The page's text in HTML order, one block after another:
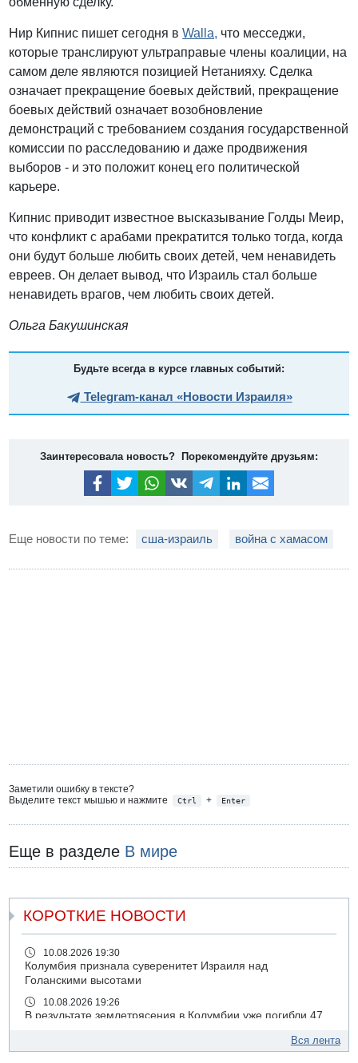
Нир Кипнис пишет сегодня вWalla, что месседжи,
которые транслируют ультраправые члены коалиции, на
самом деле являются позицией Нетанияху. Сделка
означает прекращение боевых действий, прекращение
боевых действий означает возобновление
демонстраций с требованием создания государственной
комиссии по расследованию и даже продвижения
выборов - и это положит конец его политической
карьере.
Кипнис приводит известное высказывание Голды Меир,
что конфликт с арабами прекратится только тогда, когда
они будут больше любить своих детей, чем ненавидеть
евреев. Он делает вывод, что Израиль стал больше
ненавидеть врагов, чем любить своих детей.
Ольга Бакушинская
Будьте всегда в курсе главных событий:
Telegram-канал «Новости Израиля»
Заинтересовала новость? Порекомендуйте друзьям:
Еще новости по теме: сша-израиль война с хамасом
Заметили ошибку в тексте?
Выделите текст мышью и нажмите
Ctrl + Enter
Еще в разделе В мире
КОРОТКИЕ НОВОСТИ
10.08.2026 19:30
Колумбия признала суверенитет Израиля над
Голанскими высотами
10.08.2026 19:26
В результате землетрясения в Колумбии уже погибли 47
10.08.2026 18:58
Вся лента